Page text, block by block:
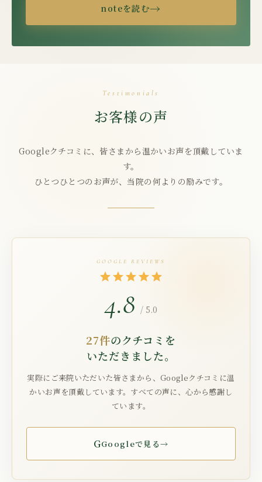
noteを読む→
Testimonials
お客様の声
Googleクチコミに、皆さまから温かいお声を頂戴していま
す。
ひとつひとつのお声が、当院の何よりの励みです。
GOOGLE REVIEWS
4.8 / 5.0
27件のクチコミを
いただきました。
実際にご来院いただいた皆さまから、Googleクチコミに温
かいお声を頂戴しています。すべての声に、心から感謝し
ています。
GGoogleで見る→